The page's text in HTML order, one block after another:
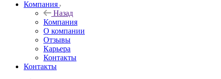
Компания
Назад
Компания
О компании
Отзывы
Карьера
Контакты
Контакты